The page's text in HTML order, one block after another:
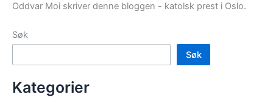
Oddvar Moi skriver denne bloggen - katolsk prest i Oslo.
Søk
Søk
Kategorier